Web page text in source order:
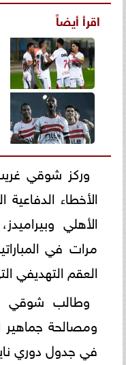
اقرأ أيضاً
وركز شوقي
الأخطاء
الأهلي
مرات في
العقم التهديفي
وطالب شوقي
ومصالحة
في جدول دوري